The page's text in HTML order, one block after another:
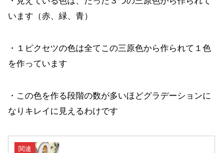
います（赤、緑、青）
・１ピクセツの色は全てこの三原色から作られて１色
を作っています
・この色を作る段階の数が多いほどグラデーションに
なりキレイに見えるわけです
関連